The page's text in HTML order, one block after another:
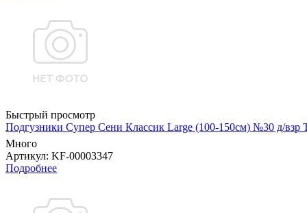
Быстрый просмотр
Подгузники Супер Сени Классик Large (100-150см) №30 д/
Много
Артикул: KF-00003347
Подробнее